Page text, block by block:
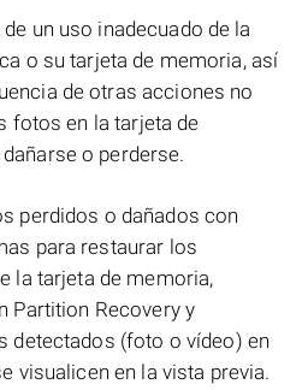
un uso inadecuado de la
o su tarjeta de memoria, así
de otras acciones no
fotos en la tarjeta de
o perderse.
perdidos o dañados con
para restaurar los
la tarjeta de memoria,
Partition Recovery y
detectados (foto o vídeo) en
visualicen en la vista previa.